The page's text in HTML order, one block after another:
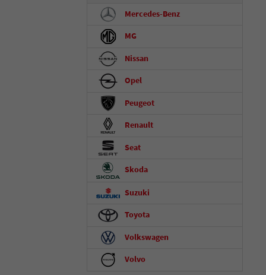
Mercedes-Benz
MG
Nissan
Opel
Peugeot
Renault
Seat
Skoda
Suzuki
Toyota
Volkswagen
Volvo